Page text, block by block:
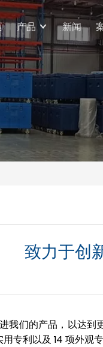
产品 新闻
致力于创
们的产品，以达
专利以及 14 项外观专